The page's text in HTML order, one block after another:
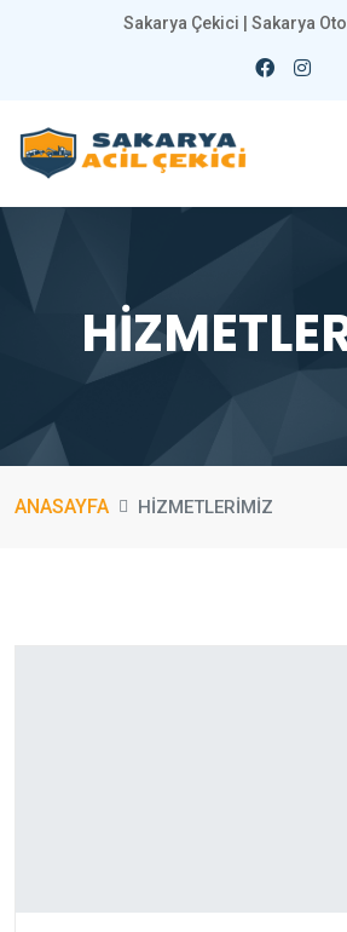
Sakarya Çekici | Sakarya Oto
ANASAYFA HİZMETLERİMİZ